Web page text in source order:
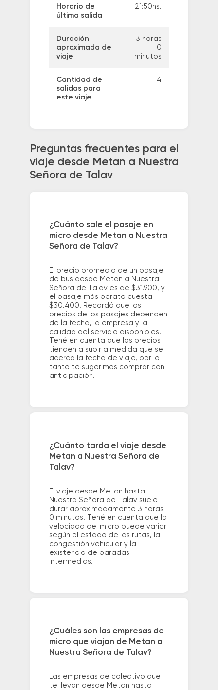
Horario de
última salida
21:50hs.
Duración
aproximada de
viaje
3 horas
0
minutos
Cantidad de
salidas para
este viaje
4
Preguntas frecuentes para el
viaje desde Metan a Nuestra
Señora de Talav
¿Cuánto sale el pasaje en
micro desde Metan a Nuestra
Señora de Talav?
El precio promedio de un pasaje
de bus desde Metan a Nuestra
Señora de Talav es de $31.900, y
el pasaje más barato cuesta
$30.400. Recordá que los
precios de los pasajes dependen
de la fecha, la empresa y la
calidad del servicio disponibles.
Tené en cuenta que los precios
tienden a subir a medida que se
acerca la fecha de viaje, por lo
tanto te sugerimos comprar con
anticipación.
¿Cuánto tarda el viaje desde
Metan a Nuestra Señora de
Talav?
El viaje desde Metan hasta
Nuestra Señora de Talav suele
durar aproximadamente 3 horas
0 minutos. Tené en cuenta que la
velocidad del micro puede variar
según el estado de las rutas, la
congestión vehicular y la
existencia de paradas
intermedias.
¿Cuáles son las empresas de
micro que viajan de Metan a
Nuestra Señora de Talav?
Las empresas de colectivo que
te llevan desde Metan hasta